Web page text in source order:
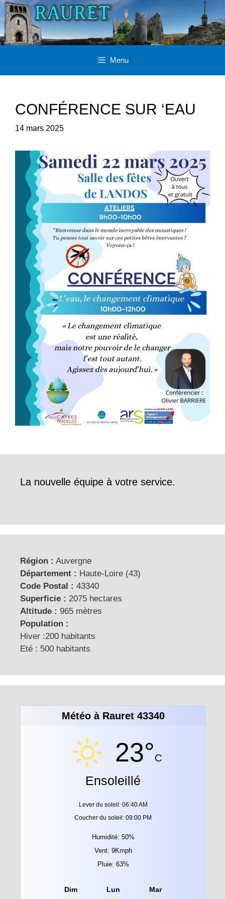
Aller
au
contenu
Menu
CONFÉRENCE SUR ‘EAU
14 mars 2025
La nouvelle équipe à votre service.
Région : Auvergne
Département : Haute-Loire (43)
Code Postal : 43340
Superficie : 2075 hectares
Altitude : 965 mètres
Population :
Hiver :200 habitants
Eté : 500 habitants
Météo à Rauret 43340
23°C
Ensoleillé
Lever du soleil: 06:40 AM
Coucher du soleil: 09:00 PM
Humidité: 50%
Vent: 9Kmph
Pluie: 63%
Dim Lun Mar